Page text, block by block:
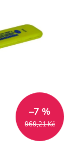
969,21 Kč
–7 %